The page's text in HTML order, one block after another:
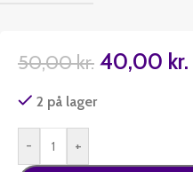
50,00kr. 40,00 kr.
2 på lager
- +